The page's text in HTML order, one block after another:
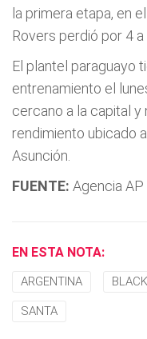
la primera etapa, en
Rovers perdió por 4
El plantel paraguayo
entrenamiento el
cercano a la capital
rendimiento ubicado
Asunción.
FUENTE: Agencia AP
EN ESTA NOTA:
ARGENTINA
SANTA